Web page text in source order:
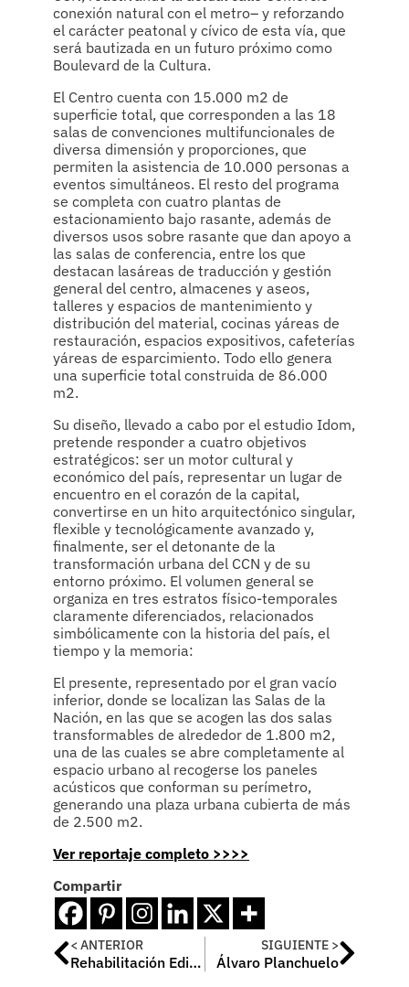
conexión natural con el metro– y reforzando
el carácter peatonal y cívico de esta vía, que
será bautizada en un futuro próximo como
Boulevard de la Cultura.
El Centro cuenta con 15.000 m2 de
superficie total, que corresponden a las 18
salas de convenciones multifuncionales de
diversa dimensión y proporciones, que
permiten la asistencia de 10.000 personas a
eventos simultáneos. El resto del programa
se completa con cuatro plantas de
estacionamiento bajo rasante, además de
diversos usos sobre rasante que dan apoyo a
las salas de conferencia, entre los que
destacan lasáreas de traducción y gestión
general del centro, almacenes y aseos,
talleres y espacios de mantenimiento y
distribución del material, cocinas yáreas de
restauración, espacios expositivos, cafeterías
yáreas de esparcimiento. Todo ello genera
una superficie total construida de 86.000
m2.
Su diseño, llevado a cabo por el estudio Idom,
pretende responder a cuatro objetivos
estratégicos: ser un motor cultural y
económico del país, representar un lugar de
encuentro en el corazón de la capital,
convertirse en un hito arquitectónico singular,
flexible y tecnológicamente avanzado y,
finalmente, ser el detonante de la
transformación urbana del CCN y de su
entorno próximo. El volumen general se
organiza en tres estratos físico-temporales
claramente diferenciados, relacionados
simbólicamente con la historia del país, el
tiempo y la memoria:
El presente, representado por el gran vacío
inferior, donde se localizan las Salas de la
Nación, en las que se acogen las dos salas
transformables de alrededor de 1.800 m2,
una de las cuales se abre completamente al
espacio urbano al recogerse los paneles
acústicos que conforman su perímetro,
generando una plaza urbana cubierta de más
de 2.500 m2.
Ver reportaje completo >>>>
Compartir
< ANTERIOR
Rehabilitación Edificio de Oficinas, O’Donnell 12, Madrid
SIGUIENTE >
Álvaro Planchuelo